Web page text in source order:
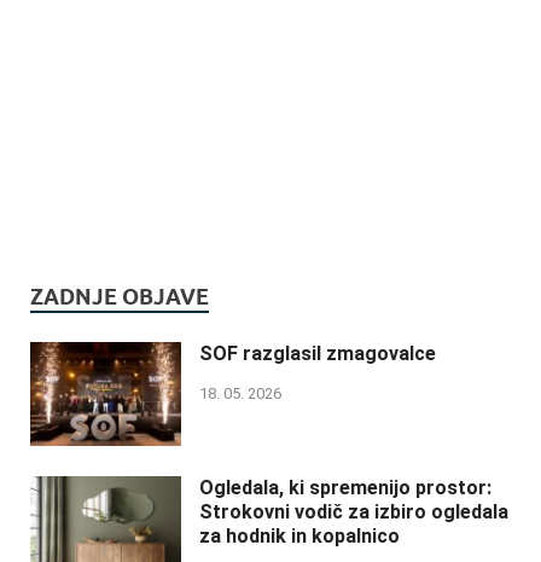
ZADNJE OBJAVE
SOF razglasil zmagovalce
18. 05. 2026
Ogledala, ki spremenijo prostor:
Strokovni vodič za izbiro ogledala
za hodnik in kopalnico